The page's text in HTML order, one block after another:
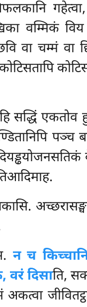
वम्मिकं
वा चम्मं वा
सद्धिं एकतोव
न च
दिसाति,